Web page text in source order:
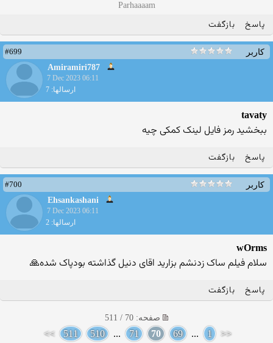
Parhaaaam
پاسخ بازگفت
کاربر
#699
Amiramiri787
7 Dec 2023 06:11
ارسالها: 7
tavaty
ببخشید رمز فایل لینک کمکی چیه
پاسخ بازگفت
کاربر
#700
Ehsankashani
7 Dec 2023 06:11
ارسالها: 2
wOrms
سلام فیلم ساک زدنشم بزارید اقای دنیل گذاشته بودپاک شده🙏
پاسخ بازگفت
صفحه: 70 / 511
<<
1
...
69
70
71
...
510
511
>>